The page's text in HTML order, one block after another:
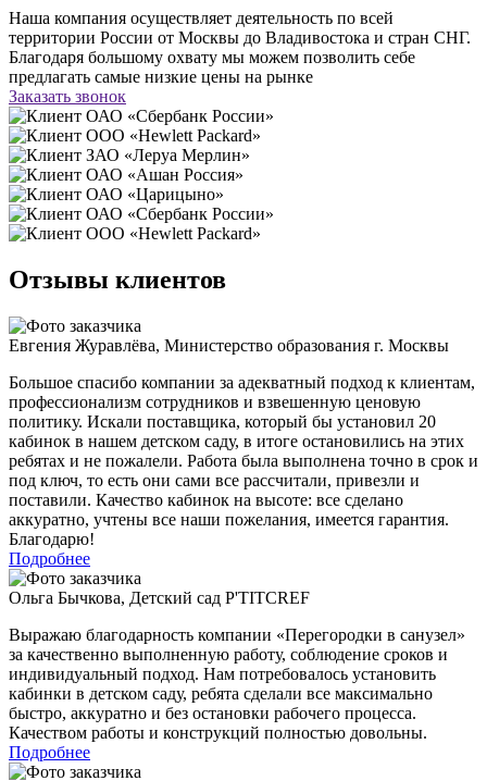
Наша компания осуществляет деятельность по всей
территории России от Москвы до Владивостока и стран СНГ.
Благодаря большому охвату мы можем позволить себе
предлагать самые низкие цены на рынке
Заказать звонок
ОАО «Сбербанк России»
ООО «Hewlett Packard»
ЗАО «Леруа Мерлин»
ОАО «Ашан Россия»
ОАО «Царицыно»
ОАО «Сбербанк России»
ООО «Hewlett Packard»
Отзывы клиентов
Евгения Журавлёва, Министерство образования г. Москвы
Большое спасибо компании за адекватный подход к клиентам,
профессионализм сотрудников и взвешенную ценовую
политику. Искали поставщика, который бы установил 20
кабинок в нашем детском саду, в итоге остановились на этих
ребятах и не пожалели. Работа была выполнена точно в срок и
под ключ, то есть они сами все рассчитали, привезли и
поставили. Качество кабинок на высоте: все сделано
аккуратно, учтены все наши пожелания, имеется гарантия.
Благодарю!
Подробнее
Ольга Бычкова, Детский сад P'TITCREF
Выражаю благодарность компании «Перегородки в санузел»
за качественно выполненную работу, соблюдение сроков и
индивидуальный подход. Нам потребовалось установить
кабинки в детском саду, ребята сделали все максимально
быстро, аккуратно и без остановки рабочего процесса.
Качеством работы и конструкций полностью довольны.
Подробнее